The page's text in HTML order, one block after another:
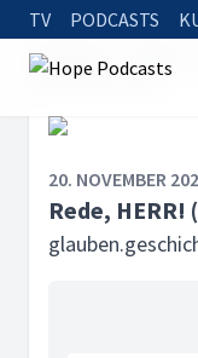
TV PODCASTS
Startseite
Rede, HERR! (180)
20. NOVEMBER
Rede, HERR!